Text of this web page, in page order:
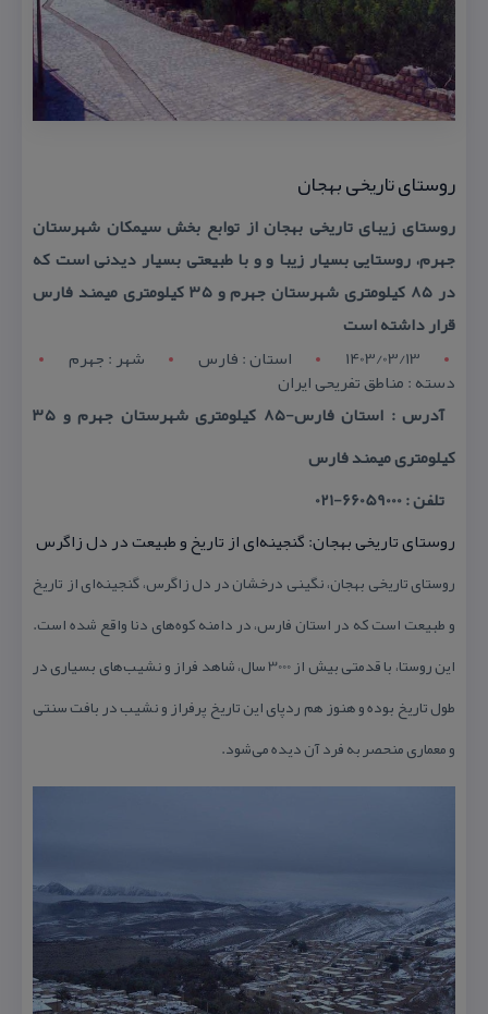
روستای تاریخی بهجان
روستای زیبای تاریخی بهجان از توابع بخش سیمكان شهرستان
جهرم، روستایی بسیار زیبا و و با طبیعتی بسیار دیدنی است كه
در ۸۵ كیلومتری شهرستان جهرم و ۳۵ كیلومتری میمند فارس
قرار داشته است
1403/03/13
استان : فارس شهر : جهرم
دسته : مناطق تفریحی ایران
آدرس : استان فارس-۸۵ كیلومتری شهرستان جهرم و ۳۵
كیلومتری میمند فارس
تلفن : 66059000-021
روستای تاریخی بهجان: گنجینه‌ای از تاریخ و طبیعت در دل زاگرس
روستای تاریخی بهجان، نگینی درخشان در دل زاگرس، گنجینه‌ای از تاریخ
و طبیعت است كه در استان فارس، در دامنه كوه‌های دنا واقع شده است.
این روستا، با قدمتی بیش از 3000 سال، شاهد فراز و نشیب‌های بسیاری در
طول تاریخ بوده و هنوز هم ردپای این تاریخ پرفراز و نشیب در بافت سنتی
و معماری منحصر به فرد آن دیده می‌شود.